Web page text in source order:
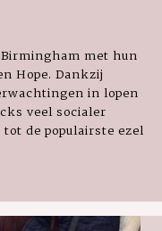
met hun
Hope. Dankzij
in lopen
veel socialer
de populairste ezel